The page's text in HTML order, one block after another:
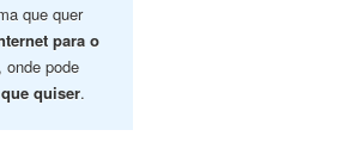
que quer
para o
, onde pode
quiser.